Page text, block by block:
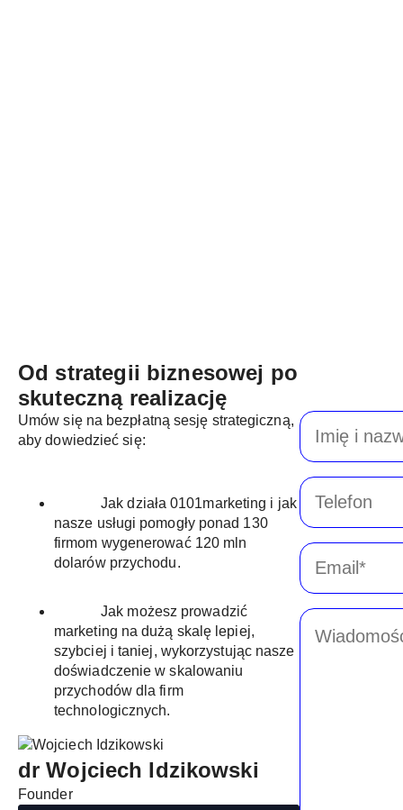
Od strategii biznesowej po
skuteczną realizację
Umów się na bezpłatną sesję strategiczną,
aby dowiedzieć się:
Jak działa 0101marketing i jak
nasze usługi pomogły ponad 130
firmom wygenerować 120 mln
dolarów przychodu.
Jak możesz prowadzić
marketing na dużą skalę lepiej,
szybciej i taniej, wykorzystując nasze
doświadczenie w skalowaniu
przychodów dla firm
technologicznych.
dr Wojciech Idzikowski
Founder
Imię
nazwisko
*
Telefon
Email
Message